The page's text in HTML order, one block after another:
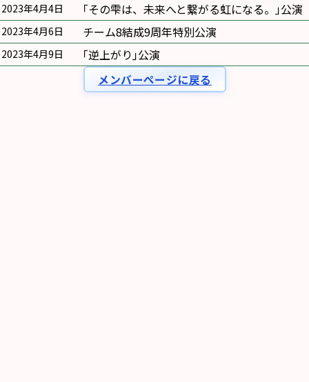
2023年4月4日 ｢その雫は、未来へと繋がる虹になる。｣公演
2023年4月6日 チーム8結成9周年特別公演
2023年4月9日 ｢逆上がり｣公演
メンバーページに戻る